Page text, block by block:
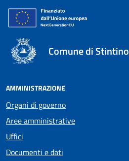
Comune di Stintino
AMMINISTRAZIONE
Organi di governo
Aree amministrative
Uffici
Documenti e dati